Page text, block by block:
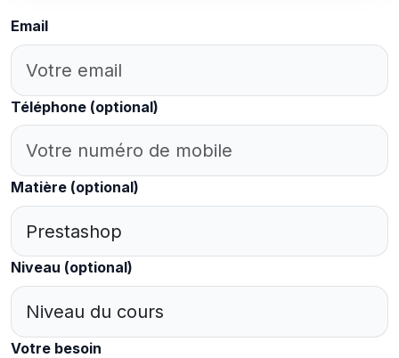
Email
Téléphone (optional)
Matière (optional)
Niveau (optional)
Votre besoin